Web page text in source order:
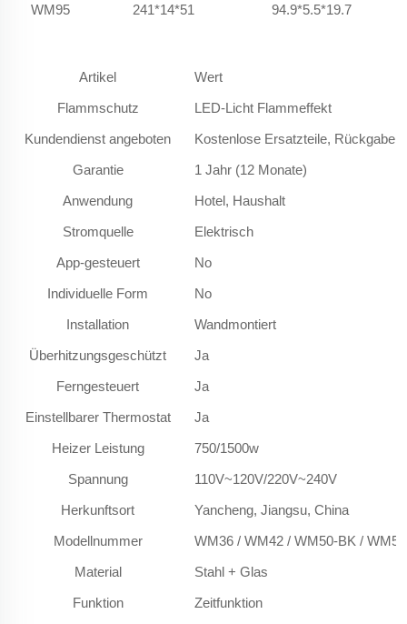
WM95
241*14*51 94.9*5.5*19.7
Artikel
Wert
Flammschutz
LED-Licht Flammeffekt
Kundendienst angeboten
Kostenlose Ersatzteile, Rückgabe
Garantie
1 Jahr (12 Monate)
Anwendung
Hotel, Haushalt
Stromquelle
Elektrisch
App-gesteuert
No
Individuelle Form
No
Installation
Wandmontiert
Überhitzungsgeschützt
Ja
Ferngesteuert
Ja
Einstellbarer Thermostat
Ja
Heizer Leistung
750/1500w
Spannung
110V~120V/220V~240V
Herkunftsort
Yancheng, Jiangsu, China
Modellnummer
WM36 / WM42 / WM50-BK /
Material
Stahl + Glas
Funktion
Zeitfunktion